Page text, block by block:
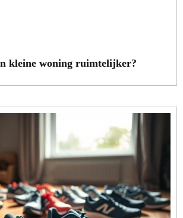
kleine woning ruimtelijker?